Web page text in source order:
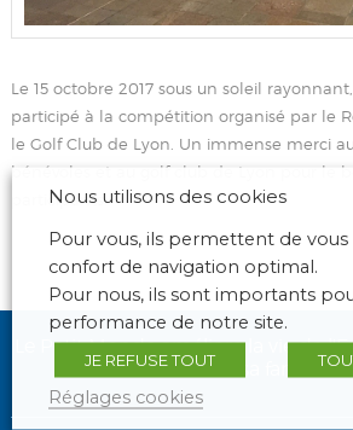
Le 15 octobre 2017 sous un soleil
participé à la compétition organisé par le
le Golf Club de Lyon. Un immense merci
bénévoles et au golf club de Lyon pour le
participants.
Le Petit Monde améliore la vie de
de sa famille.
Nous utilisons des cookies
Pour vous, ils permettent de
confort de navigation optimal.
Pour nous, ils sont importants
performance de notre site.
JE REFUSE TOUT
Réglages cookies